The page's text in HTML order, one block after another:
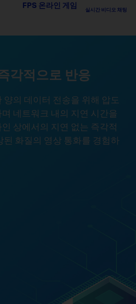
FPS 온라인 게임
실시간 비디오 채팅
각적으로 반응
양의 데이터 전송을 위해 압도
네트워크 내의 지연 시간을
상에서의 지연 없는 즉각적
된 화질의 영상 통화를 경험하